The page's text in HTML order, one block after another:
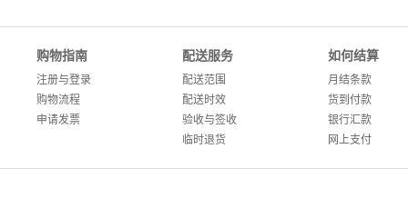
购物指南
注册与登录
购物流程
申请发票
配送服务
配送范围
配送时效
验收与签收
临时退货
如何结算
月结条款
货到付款
银行汇款
网上支付